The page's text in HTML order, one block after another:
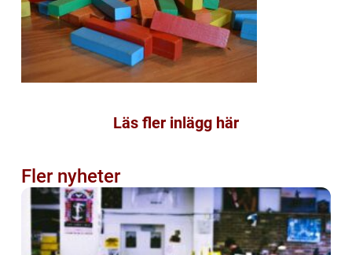
Läs fler inlägg här
Fler nyheter